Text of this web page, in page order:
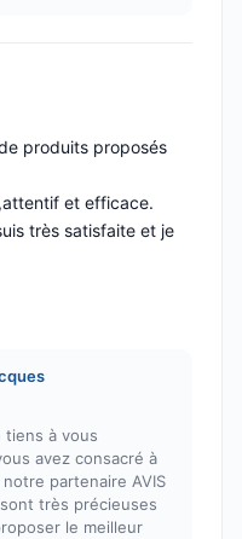
produits proposés
et efficace.
très satisfaite et je
tiens à vous
avez consacré à
partenaire AVIS
très précieuses
le meilleur